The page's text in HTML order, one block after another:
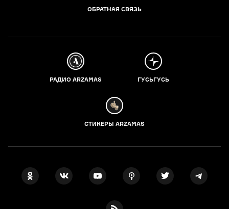
ОБРАТНАЯ СВЯЗЬ
РАДИО ARZAMAS ГУСЬГУСЬ
СТИКЕРЫ ARZAMAS